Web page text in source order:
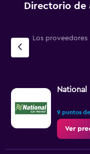
Directorio de
Los proveedores
National
9 puntos
Ver